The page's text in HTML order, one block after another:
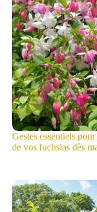
Gestes essentiels
de vos fuchsias dès